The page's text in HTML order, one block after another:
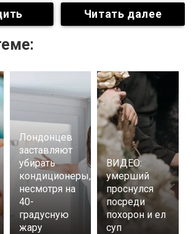
Читать далее
Лондонцев
заставляют
убирать
кондиционеры,
несмотря на
40-
градусную
жару
ВИДЕО:
умерший
проснулся
посреди
похорон и ел
суп